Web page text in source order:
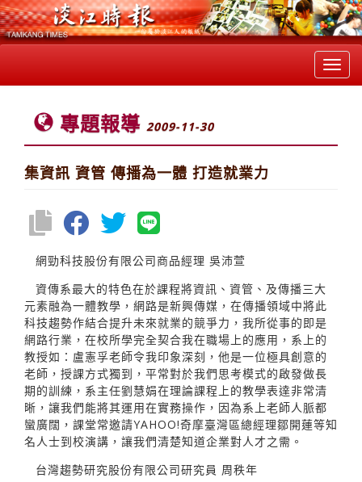
專題報導 2009-11-30
集資訊 資管 傳播為一體 打造就業力
網勁科技股份有限公司商品經理 吳沛萱
資傳系最大的特色在於課程將資訊、資管、及傳播三大
元素融為一體教學，網路是新興傳媒，在傳播領域中將此
科技趨勢作結合提升未來就業的競爭力，我所從事的即是
網路行業，在校所學完全契合我在職場上的應用，系上的
教授如：盧憲孚老師令我印象深刻，他是一位極具創意的
老師，授課方式獨到，平常對於我們思考模式的啟發做長
期的訓練，系主任劉慧娟在理論課程上的教學表達非常清
晰，讓我們能將其運用在實務操作，因為系上老師人脈都
蠻廣闊，課堂常邀請YAHOO!奇摩臺灣區總經理鄒開蓮等知
名人士到校演講，讓我們清楚知道企業對人才之需。
台灣趨勢研究股份有限公司研究員 周秩年